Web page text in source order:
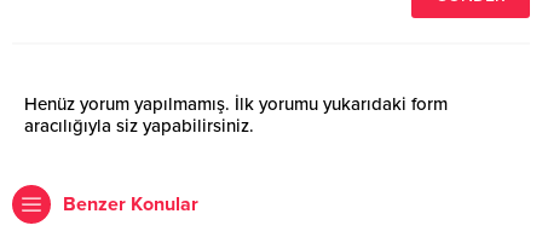
Henüz yorum yapılmamış. İlk yorumu yukarıdaki form
aracılığıyla siz yapabilirsiniz.
Benzer Konular